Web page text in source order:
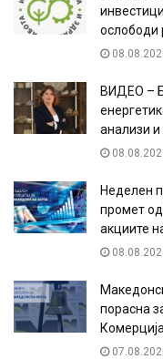
ослободи
ВИДЕО –
анализи
Неделен
промет
акциите
порасна